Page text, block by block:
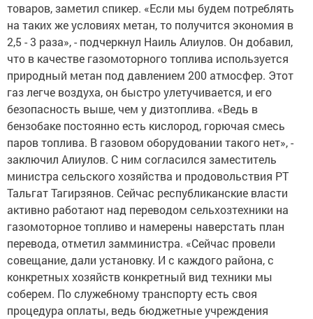
товаров, заметил спикер. «Если мы будем потреблять
на таких же условиях метан, то получится экономия в
2,5 - 3 раза», - подчеркнул Наиль Алиулов. Он добавил,
что в качестве газомоторного топлива используется
природный метан под давлением 200 атмосфер. Этот
газ легче воздуха, он быстро улетучивается, и его
безопасность выше, чем у дизтоплива. «Ведь в
бензобаке постоянно есть кислород, горючая смесь
паров топлива. В газовом оборудовании такого нет», -
заключил Алиулов. С ним согласился заместитель
министра сельского хозяйства и продовольствия РТ
Тальгат Тагирзянов. Сейчас республиканские власти
активно работают над переводом сельхозтехники на
газомоторное топливо и намерены наверстать план
перевода, отметил замминистра. «Сейчас провели
совещание, дали установку. И с каждого района, с
конкретных хозяйств конкретный вид техники мы
соберем. По служебному транспорту есть своя
процедура оплаты, ведь бюджетные учреждения